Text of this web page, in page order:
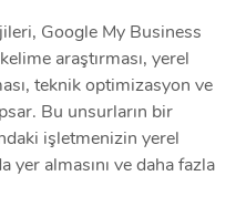
Google My Business
araştırması, yerel
teknik optimizasyon ve
Bu unsurların bir
işletmenizin yerel
yer almasını ve daha fazla